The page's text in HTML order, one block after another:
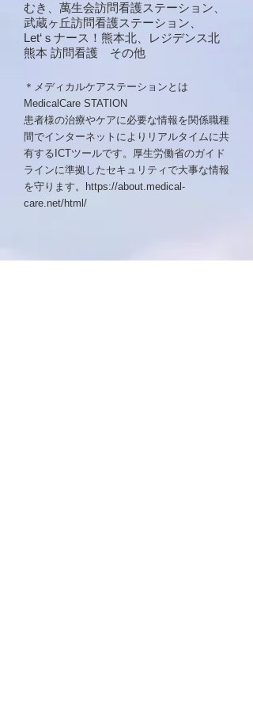
むき、萬生会訪問看護ステーション、
武蔵ヶ丘訪問看護ステーション、
Let‘ｓナース！熊本北、レジデンス北
熊本 訪問看護 その他
＊メディカルケアステーションとは
MedicalCare STATION
患者様の治療やケアに必要な情報を関係職種
間でインターネットによりリアルタイムに共
有するICTツールです。厚生労働省のガイド
ラインに準拠したセキュリティで大事な情報
を守ります。
https://about.medical-
care.net/html/